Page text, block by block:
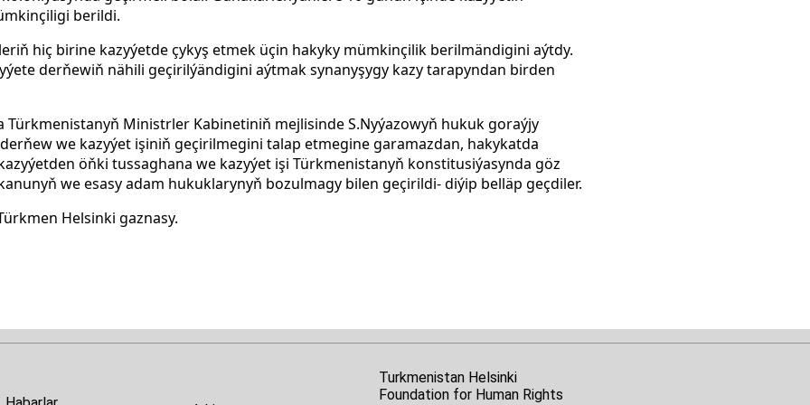
berildi.
hiç birine kazyýetde çykyş etmek üçin hakyky mümkinçilik berilmändigini aýtdy.
derňewiň nähili geçirilýändigini aýtmak synanyşygy kazy tarapyndan birden
Türkmenistanyň Ministrler Kabinetiniň mejlisinde S.Nyýazowyň hukuk goraýjy
we kazyýet işiniň geçirilmegini talap etmegine garamazdan, hakykatda
öňki tussaghana we kazyýet işi Türkmenistanyň konstitusiýasynda göz
we esasy adam hukuklarynyň bozulmagy bilen geçirildi- diýip belläp geçdiler.
Helsinki gaznasy.
Turkmenistan Helsinki
Foundation for Human Rights